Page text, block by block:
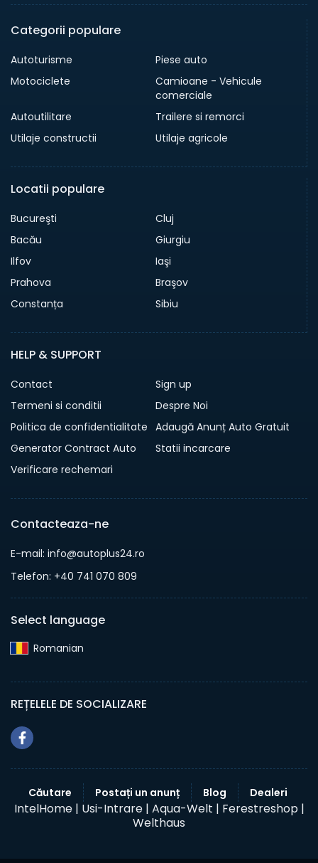
Categorii populare
Autoturisme
Piese auto
Motociclete
Camioane - Vehicule
comerciale
Autoutilitare
Trailere si remorci
Utilaje constructii
Utilaje agricole
Locatii populare
Bucureşti
Cluj
Bacău
Giurgiu
Ilfov
Iaşi
Prahova
Braşov
Constanța
Sibiu
HELP & SUPPORT
Contact
Sign up
Termeni si conditii
Despre Noi
Politica de confidentialitate Adaugă Anunț Auto Gratuit
Generator Contract Auto
Statii incarcare
Verificare rechemari
Contacteaza-ne
E-mail: info@autoplus24.ro
Telefon: +40 741 070 809
Select language
Romanian‎
REȚELELE DE SOCIALIZARE
Căutare Postați un anunț Blog Dealeri
IntelHome | Usi-Intrare | Aqua-Welt | Ferestreshop |
Welthaus